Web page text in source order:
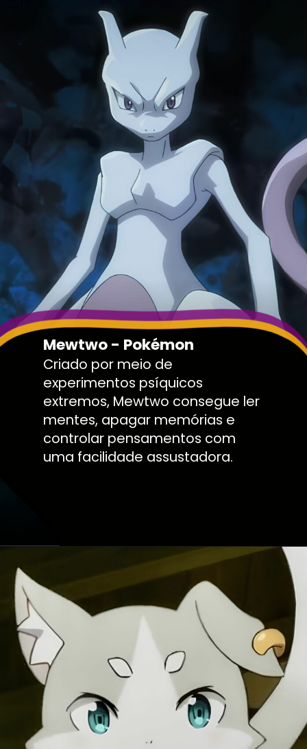
Mewtwo - Pokémon
Criado por meio de
experimentos psíquicos
extremos, Mewtwo consegue ler
mentes, apagar memórias e
controlar pensamentos com
uma facilidade assustadora.